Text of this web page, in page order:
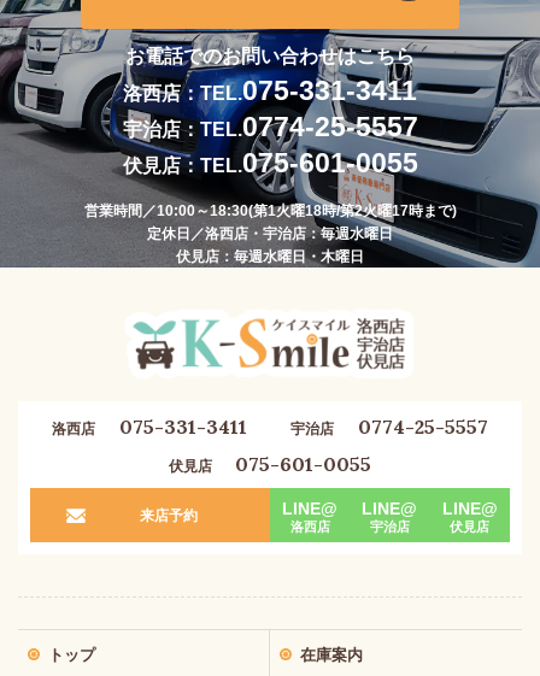
お電話でのお問い合わせはこちら
洛西店：TEL.075-331-3411
宇治店：TEL.0774-25-5557
伏見店：TEL.075-601-0055
営業時間／10:00～18:30(第1火曜18時/第2火曜17時まで)
定休日／洛西店・宇治店：毎週水曜日
伏見店：毎週水曜日・木曜日
洛西店 075-331-3411 宇治店 0774-25-5557
伏見店 075-601-0055
来店予約 LINE@
洛西店
LINE@
宇治店
LINE@
伏見店
トップ 在庫案内